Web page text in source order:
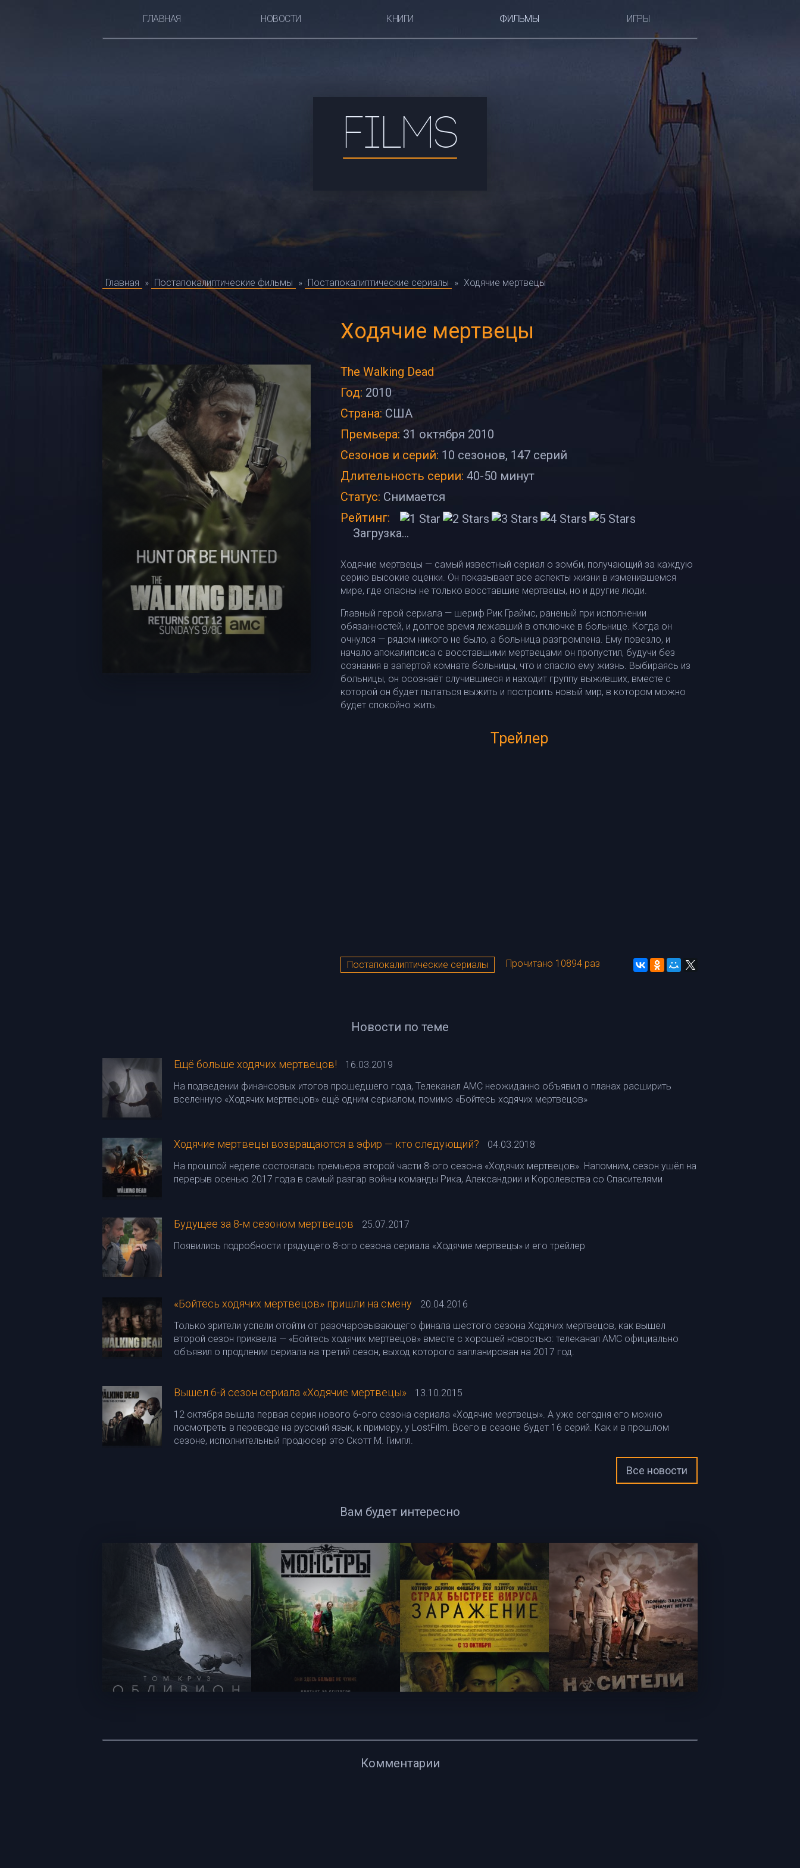
ГЛАВНАЯ НОВОСТИ КНИГИ ФИЛЬМЫ ИГРЫ
FILMS
Главная » Постапокалиптические фильмы » Постапокалиптические сериалы » Ходячие мертвецы
Ходячие мертвецы
The Walking Dead
Год: 2010
Страна: США
Премьера: 31 октября 2010
Сезонов и серий: 10 сезонов, 147 серий
Длительность серии: 40-50 минут
Статус: Снимается
Рейтинг:
Загрузка...
Ходячие мертвецы — самый известный сериал о зомби, получающий за каждую
серию высокие оценки. Он показывает все аспекты жизни в изменившемся
мире, где опасны не только восставшие мертвецы, но и другие люди.
Главный герой сериала — шериф Рик Граймс, раненый при исполнении
обязанностей, и долгое время лежавший в отключке в больнице. Когда он
очнулся — рядом никого не было, а больница разгромлена. Ему повезло, и
начало апокалипсиса с восставшими мертвецами он пропустил, будучи без
сознания в запертой комнате больницы, что и спасло ему жизнь. Выбираясь из
больницы, он осознаёт случившиеся и находит группу выживших, вместе с
которой он будет пытаться выжить и построить новый мир, в котором можно
будет спокойно жить.
Трейлер
Постапокалиптические сериалы Прочитано 10894 раз
Новости по теме
Ещё больше ходячих мертвецов!
16.03.2019
На подведении финансовых итогов прошедшего года, Телеканал АМС неожиданно объявил о планах расширить
вселенную «Ходячих мертвецов» ещё одним сериалом, помимо «Бойтесь ходячих мертвецов»
Ходячие мертвецы возвращаются в эфир — кто следующий?
04.03.2018
На прошлой неделе состоялась премьера второй части 8-ого сезона «Ходячих мертвецов». Напомним, сезон ушёл на
перерыв осенью 2017 года в самый разгар войны команды Рика, Александрии и Королевства со Спасителями
Будущее за 8-м сезоном мертвецов
25.07.2017
Появились подробности грядущего 8-ого сезона сериала «Ходячие мертвецы» и его трейлер
«Бойтесь ходячих мертвецов» пришли на смену
20.04.2016
Только зрители успели отойти от разочаровывающего финала шестого сезона Ходячих мертвецов, как вышел
второй сезон приквела — «Бойтесь ходячих мертвецов» вместе с хорошей новостью: телеканал AMC официально
объявил о продлении сериала на третий сезон, выход которого запланирован на 2017 год.
Вышел 6-й сезон сериала «Ходячие мертвецы»
13.10.2015
12 октября вышла первая серия нового 6-ого сезона сериала «Ходячие мертвецы». А уже сегодня его можно
посмотреть в переводе на русский язык, к примеру, у LostFilm. Всего в сезоне будет 16 серий. Как и в прошлом
сезоне, исполнительный продюсер это Скотт М. Гимпл.
Все новости
Вам будет интересно
Комментарии